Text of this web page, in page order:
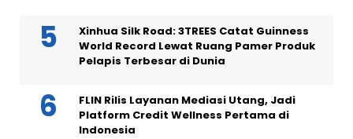
Xinhua Silk Road: 3TREES Catat Guinness
World Record Lewat Ruang Pamer Produk
Pelapis Terbesar di Dunia
FLIN Rilis Layanan Mediasi Utang, Jadi
Platform Credit Wellness Pertama di
Indonesia